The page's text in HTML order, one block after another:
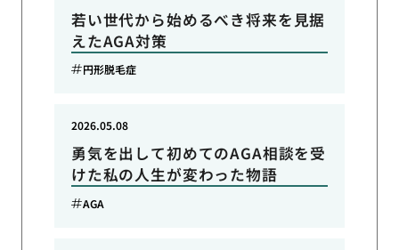
若い世代から始めるべき将来を見据
えたAGA対策
円形脱毛症
勇気を出して初めてのAGA相談を受
けた私の人生が変わった物語
2026.05.08
AGA